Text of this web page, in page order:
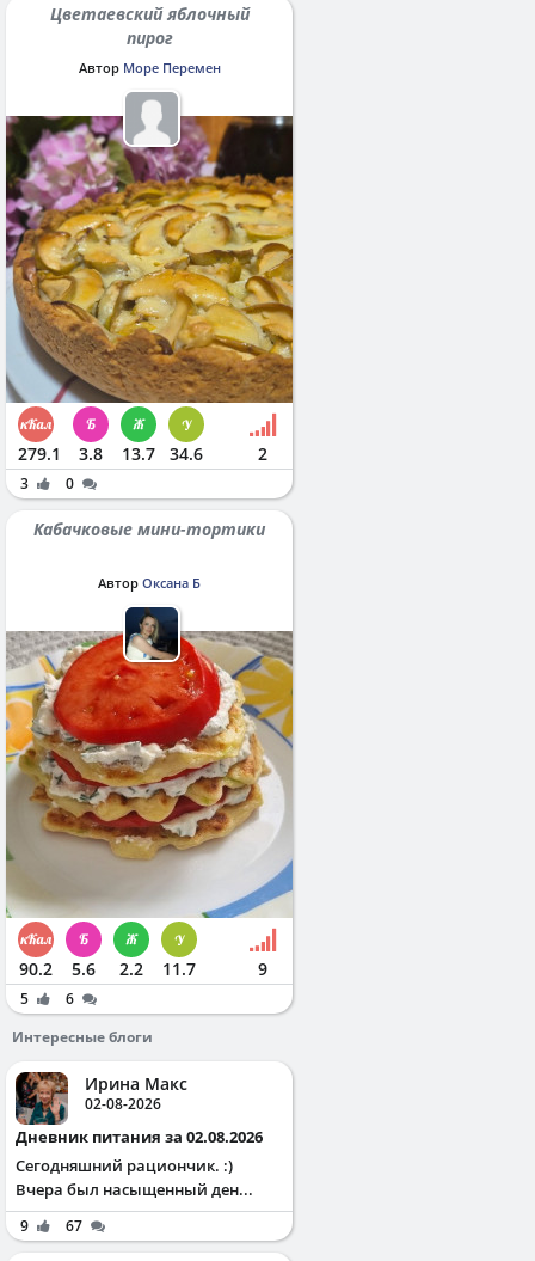
Цветаевский яблочный
пирог
Автор Море Перемен
279.1 3.8 13.7 34.6 2
3 0
Кабачковые мини-тортики
Автор Оксана Б
90.2 5.6 2.2 11.7 9
5
6
Интересные блоги
Ирина Макс
02-08-2026
Дневник питания за 02.08.2026
Сегодняшний рациончик. :)
Вчера был насыщенный ден...
9 67